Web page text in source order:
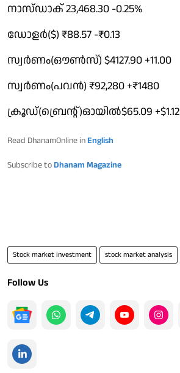
നാസ്ഡാക് 23,468.30 -0.25%
ഡോളര്‍($) ₹88.57 -₹0.13
സ്വര്‍ണം(ഔണ്‍സ്) $4127.90 +11.00
സ്വര്‍ണം(പവന്‍) ₹92,280 +₹1480
ക്രൂഡ്(ബ്രെന്റ്)ഓയില്‍$65.09 +$1.12
Read DhanamOnline in English
Subscribe to Dhanam Magazine
Stock market investment stock market analysis
Follow Us